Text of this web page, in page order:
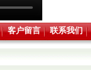
客户留言 联系我们